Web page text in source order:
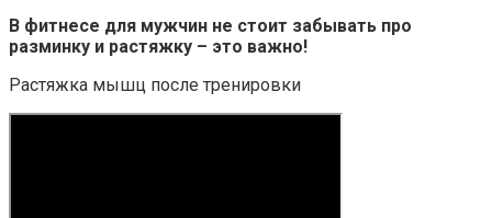
В фитнесе для мужчин не стоит забывать про
разминку и растяжку – это важно!
Растяжка мышц после тренировки